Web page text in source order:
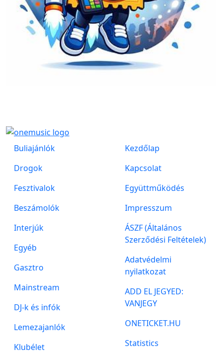
Buliajánlók
Drogok
Fesztivalok
Beszámolók
Interjúk
Egyéb
Gasztro
Mainstream
DJ-k és infók
Lemezajanlók
Klubélet
Kezdőlap
Kapcsolat
Együttműködés
Impresszum
ÁSZF (Általános
Szerződési Feltételek)
Adatvédelmi
nyilatkozat
ADD EL JEGYED:
VANJEGY
ONETICKET.HU
Statistics